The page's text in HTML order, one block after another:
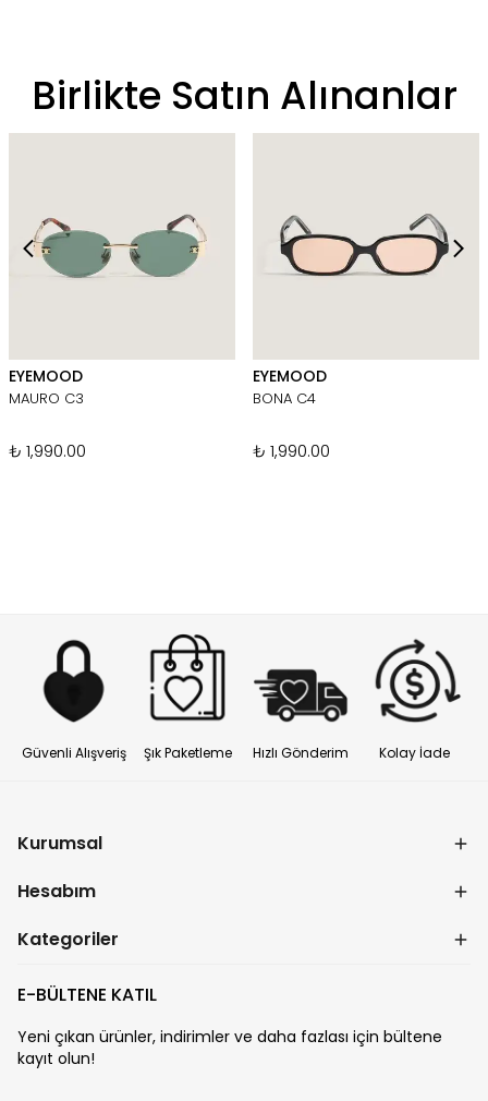
Birlikte Satın Alınanlar
EYEMOOD
MAURO C3
₺ 1,990.00
EYEMOOD
BONA C4
₺ 1,990.00
Güvenli Alışveriş Şık Paketleme Hızlı Gönderim Kolay İade
Kurumsal
Hesabım
Kategoriler
E-BÜLTENE KATIL
Yeni çıkan ürünler, indirimler ve daha fazlası için bültene
kayıt olun!